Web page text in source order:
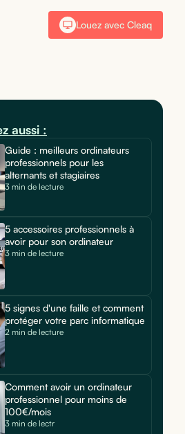
Louez avec Cleaq
aussi :
Guide : meilleurs ordinateurs
professionnels pour les
alternants et stagiaires
3 min de lecture
5 accessoires professionnels à
avoir pour son ordinateur
3 min de lecture
5 signes d'une faille et comment
protéger votre parc informatique
2 min de lecture
Comment avoir un ordinateur
professionnel pour moins de
100€/mois
3 min de lectr